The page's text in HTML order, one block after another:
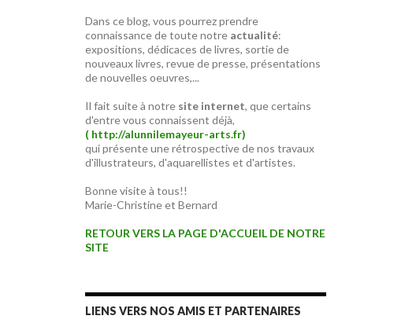
Dans ce blog, vous pourrez prendre
connaissance de toute notre actualité:
expositions, dédicaces de livres, sortie de
nouveaux livres, revue de presse, présentations
de nouvelles oeuvres,...
Il fait suite à notre site internet, que certains
d'entre vous connaissent déjà,
( http://alunnilemayeur-arts.fr)
qui présente une rétrospective de nos travaux
d'illustrateurs, d'aquarellistes et d'artistes.
Bonne visite à tous!!
Marie-Christine et Bernard
RETOUR VERS LA PAGE D'ACCUEIL DE NOTRE
SITE
LIENS VERS NOS AMIS ET PARTENAIRES